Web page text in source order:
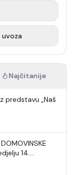
uvoza
Najčitanije
predstavu „Naš
14.